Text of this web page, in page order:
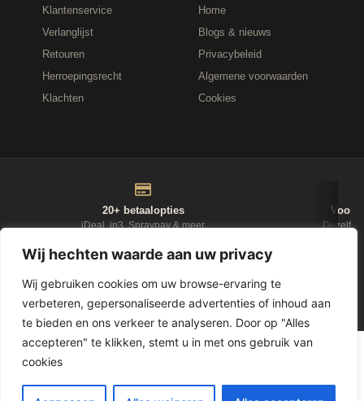
Wij hechten waarde aan uw privacy
Wij gebruiken cookies om uw browse-ervaring te
verbeteren, gepersonaliseerde advertenties of inhoud aan
te bieden en ons verkeer te analyseren. Door op "Alles
accepteren" te klikken, stemt u in met ons gebruik van
cookies
Klantenservice
Verlanglijst
Retouren
Herroepingsrecht
Klachten
Home
Blogs & nieuws
Privacybeleid
Algemene voorwaarden
Cookies
20+ betaalopties
iDeal, in3, Spraypay & meer
Voor
NIEUWSBRIEF
D-Fokker